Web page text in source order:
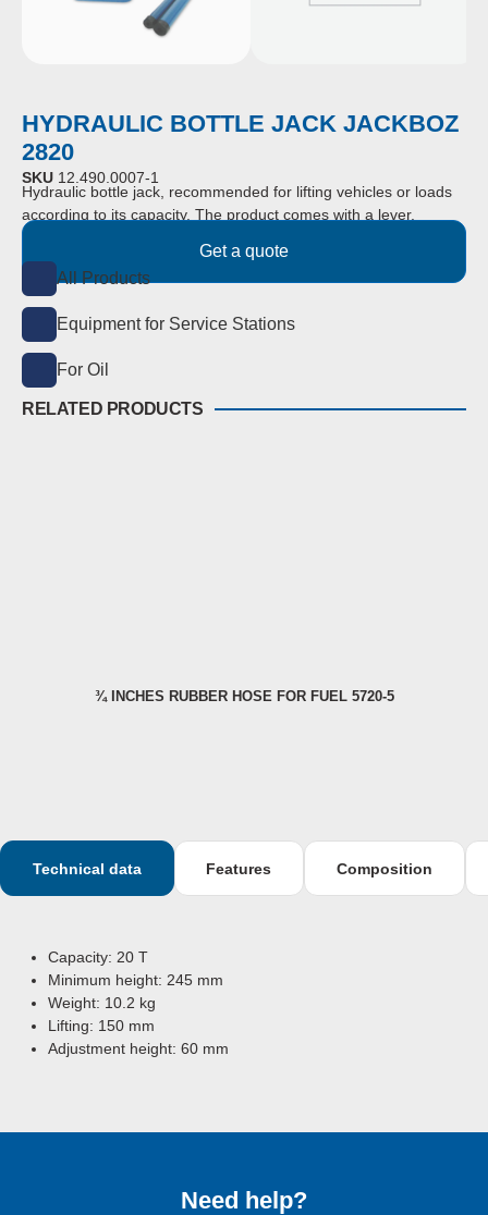
HYDRAULIC BOTTLE JACK JACKBOZ
2820
SKU 12.490.0007-1
Hydraulic bottle jack, recommended for lifting vehicles or loads
according to its capacity. The product comes with a lever.
Get a quote
All Products
Equipment for Service Stations
For Oil
RELATED PRODUCTS
¾ INCHES RUBBER HOSE FOR FUEL 5720-5
Technical data Features Composition
Capacity: 20 T
Minimum height: 245 mm
Weight: 10.2 kg
Lifting: 150 mm
Adjustment height: 60 mm
Need help?